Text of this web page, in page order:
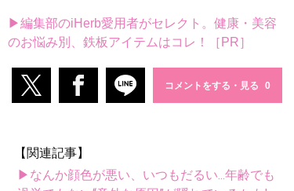
▶編集部のiHerb愛用者がセレクト。健康・美容
のお悩み別、鉄板アイテムはコレ！［PR］
コメントをする・見る
【関連記事】
▶なんか顔色が悪い、いつもだるい...年齢でも